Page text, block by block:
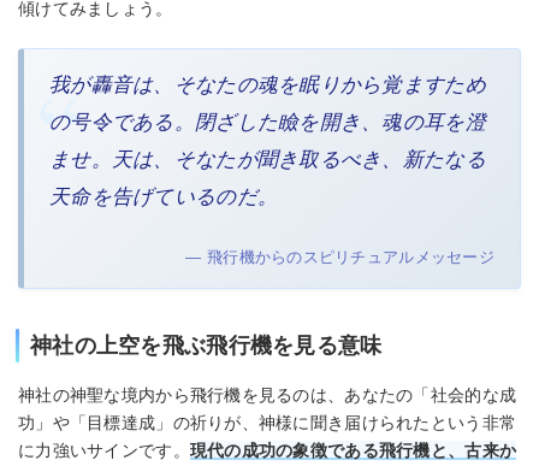
傾けてみましょう。
我が轟音は、そなたの魂を眠りから覚ますため
の号令である。閉ざした瞼を開き、魂の耳を澄
ませ。天は、そなたが聞き取るべき、新たなる
天命を告げているのだ。
— 飛行機からのスピリチュアルメッセージ
神社の上空を飛ぶ飛行機を見る意味
神社の神聖な境内から飛行機を見るのは、あなたの「社会的な成
功」や「目標達成」の祈りが、神様に聞き届けられたという非常
に力強いサインです。 現代の成功の象徴である飛行機と、古来か